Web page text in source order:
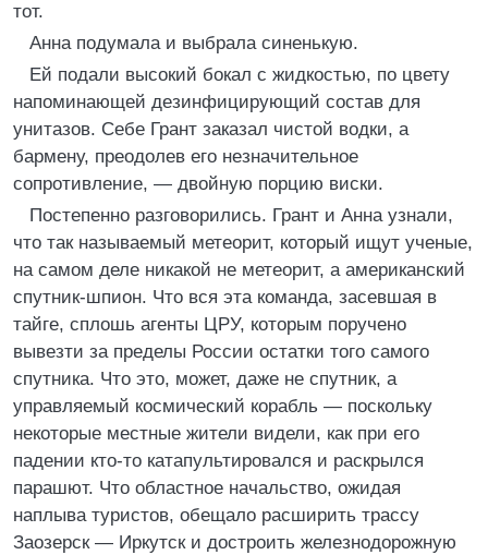
тот.
Анна подумала и выбрала синенькую.
Ей подали высокий бокал с жидкостью, по цвету
напоминающей дезинфицирующий состав для
унитазов. Себе Грант заказал чистой водки, а
бармену, преодолев его незначительное
сопротивление, — двойную порцию виски.
Постепенно разговорились. Грант и Анна узнали,
что так называемый метеорит, который ищут ученые,
на самом деле никакой не метеорит, а американский
спутник-шпион. Что вся эта команда, засевшая в
тайге, сплошь агенты ЦРУ, которым поручено
вывезти за пределы России остатки того самого
спутника. Что это, может, даже не спутник, а
управляемый космический корабль — поскольку
некоторые местные жители видели, как при его
падении кто-то катапультировался и раскрылся
парашют. Что областное начальство, ожидая
наплыва туристов, обещало расширить трассу
Заозерск — Иркутск и достроить железнодорожную